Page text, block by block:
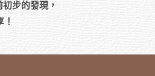
步的發現，